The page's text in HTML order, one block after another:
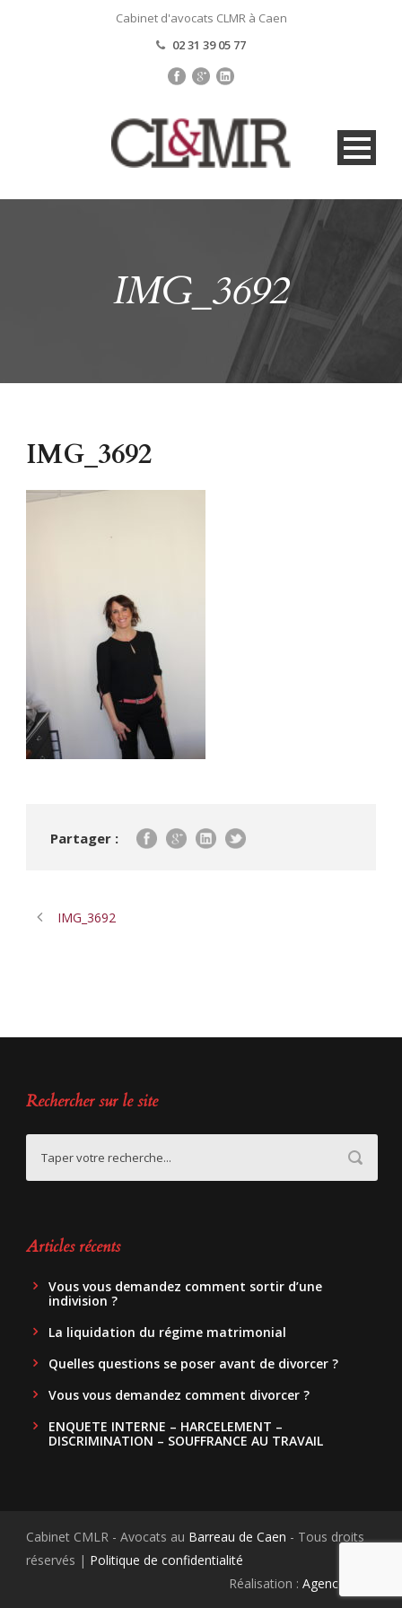
Cabinet d'avocats CLMR à Caen
02 31 39 05 77
IMG_3692
IMG_3692
Partager :
IMG_3692
Rechercher sur le site
Articles récents
Vous vous demandez comment sortir d’une
indivision ?
La liquidation du régime matrimonial
Quelles questions se poser avant de divorcer ?
Vous vous demandez comment divorcer ?
ENQUETE INTERNE – HARCELEMENT –
DISCRIMINATION – SOUFFRANCE AU TRAVAIL
Cabinet CMLR - Avocats au Barreau de Caen - Tous droits
réservés | Politique de confidentialité
Réalisation : Agence.Guru